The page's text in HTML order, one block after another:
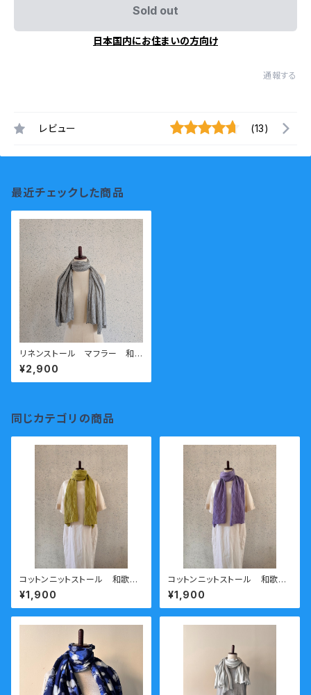
Sold out
日本国内にお住まいの方向け
通報する
レビュー (13)
最近チェックした商品
リネンストール マフラー 和
歌山ニット 日本製 kirippa
杢グレー送料無料
¥2,900
同じカテゴリの商品
コットンニットストール 和歌山
ニット 日本製 kirippa 青
海波（せいがいは）グリーン 送
料無料
¥1,900
コットンニットストール 和歌山
ニット 日本製 kirippa 青
海波（せいがいは）パープル 送
料無料
¥1,900